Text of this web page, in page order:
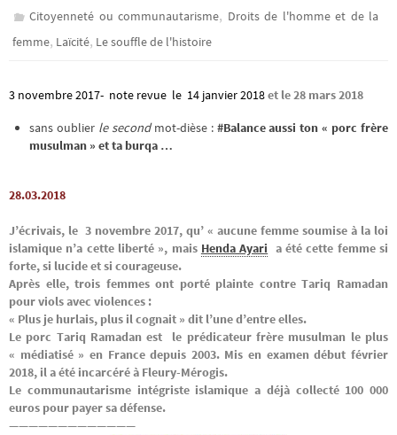
Citoyenneté ou communautarisme, Droits de l'homme et de la
femme, Laïcité, Le souffle de l'histoire
3 novembre 2017- note revue le 14 janvier 2018et le 28 mars 2018
sans oublier le secondmot-dièse : #Balance aussi ton « porc frère
musulman » et ta burqa …
28.03.2018
J’écrivais, le 3 novembre 2017, qu’ « aucune femme soumise à la loi
islamique n’a cette liberté », mais Henda Ayari a été cette femme si
forte, si lucide et si courageuse.
Après elle, trois femmes ont porté plainte contre Tariq Ramadan
pour viols avec violences :
« Plus je hurlais, plus il cognait » dit l’une d’entre elles.
Le porc Tariq Ramadan est le prédicateur frère musulman le plus
« médiatisé » en France depuis 2003. Mis en examen début février
2018, il a été incarcéré à Fleury-Mérogis.
Le communautarisme intégriste islamique a déjà collecté 100 000
euros pour payer sa défense.
—————————————